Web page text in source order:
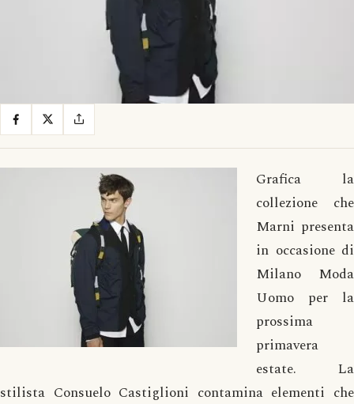
Grafica la
collezione che
Marni presenta
in occasione di
Milano Moda
Uomo per la
prossima
primavera
estate. La
stilista Consuelo Castiglioni contamina elementi che